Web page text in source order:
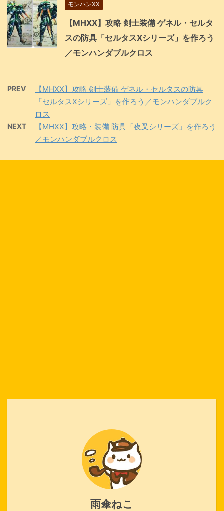
モンハンXX
【MHXX】攻略 剣士装備 ゲネル・セルタ
スの防具「セルタスXシリーズ」を作ろう
／モンハンダブルクロス
PREV
【MHXX】攻略 剣士装備 ゲネル・セルタスの防具
「セルタスXシリーズ」を作ろう／モンハンダブルク
ロス
NEXT
【MHXX】攻略・装備 防具「夜叉シリーズ」を作ろう
／モンハンダブルクロス
雨傘ねこ